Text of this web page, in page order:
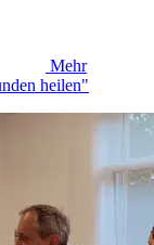
Mehr
heilen"